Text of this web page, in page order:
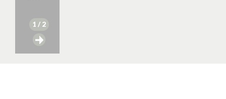
1 / 2